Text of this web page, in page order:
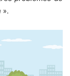
».